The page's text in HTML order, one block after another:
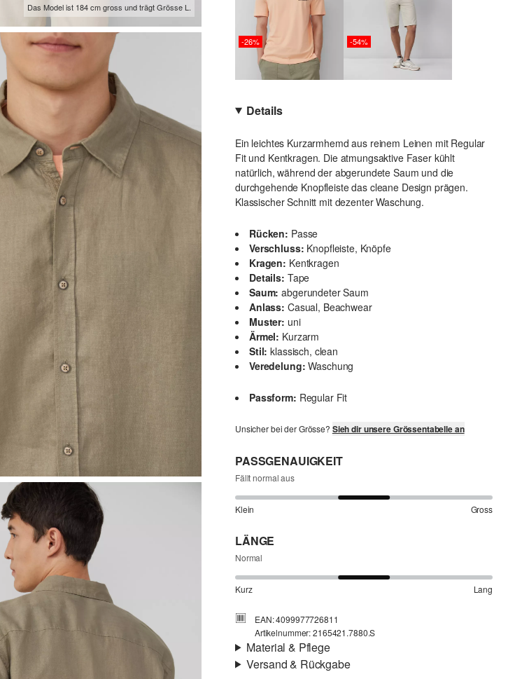
Das Model ist 184 cm gross und trägt Grösse L.
-26% -54%
Details
Ein leichtes Kurzarmhemd aus reinem Leinen mit Regular
Fit und Kentkragen. Die atmungsaktive Faser kühlt
natürlich, während der abgerundete Saum und die
durchgehende Knopfleiste das cleane Design prägen.
Klassischer Schnitt mit dezenter Waschung.
Rücken: Passe
Verschluss: Knopfleiste, Knöpfe
Kragen: Kentkragen
Details: Tape
Saum: abgerundeter Saum
Anlass: Casual, Beachwear
Muster: uni
Ärmel: Kurzarm
Stil: klassisch, clean
Veredelung: Waschung
Passform: Regular Fit
Unsicher bei der Grösse? Sieh dir unsere Grössentabelle an
PASSGENAUIGKEIT
Fällt normal aus
Klein Gross
LÄNGE
Normal
Kurz Lang
EAN: 4099977726811
Artikelnummer: 2165421.7880.S
Material & Pflege
Versand & Rückgabe